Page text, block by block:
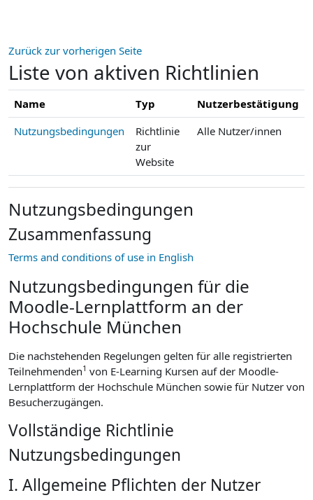
Zurück zur vorherigen Seite
Liste von aktiven Richtlinien
Name Typ
Nutzerbestätigung
Nutzungsbedingungen
Richtlinie
zur
Website
Alle Nutzer/innen
Nutzungsbedingungen
Zusammenfassung
Terms and conditions of use in English
Nutzungsbedingungen für die
Moodle-Lernplattform an der
Hochschule München
Die nachstehenden Regelungen gelten für alle registrierten
Teilnehmenden1 von E-Learning Kursen auf der Moodle-
Lernplattform der Hochschule München sowie für Nutzer von
Besucherzugängen.
Vollständige Richtlinie
Nutzungsbedingungen
I. Allgemeine Pflichten der Nutzer